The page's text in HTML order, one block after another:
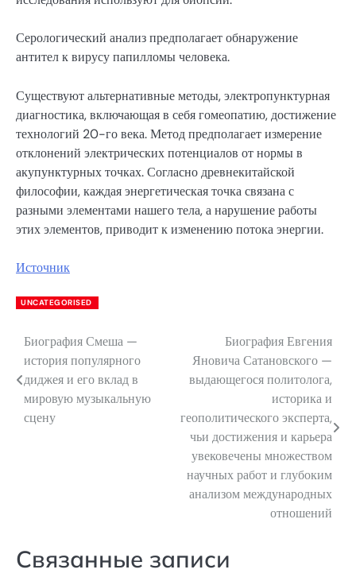
Серологический анализ предполагает обнаружение
антител к вирусу папилломы человека.
Существуют альтернативные методы, электропунктурная
диагностика, включающая в себя гомеопатию, достижение
технологий 20-го века. Метод предполагает измерение
отклонений электрических потенциалов от нормы в
акупунктурных точках. Согласно древнекитайской
философии, каждая энергетическая точка связана с
разными элементами нашего тела, а нарушение работы
этих элементов, приводит к изменению потока энергии.
Источник
UNCATEGORISED
Навигация
по
записям
Биография Смеша —
история популярного
диджея и его вклад в
мировую музыкальную
сцену
Биография Евгения
Яновича Сатановского —
выдающегося политолога,
историка и
геополитического эксперта,
чьи достижения и карьера
увековечены множеством
научных работ и глубоким
анализом международных
отношений
Связанные записи